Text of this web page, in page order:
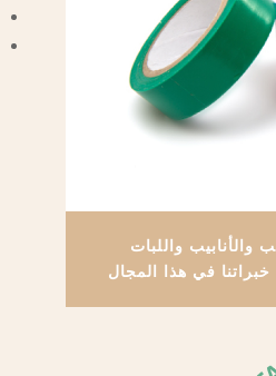
والأنابيب واللبات
في هذا المجال